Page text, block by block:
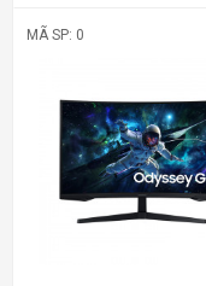
MÃ SP: 0